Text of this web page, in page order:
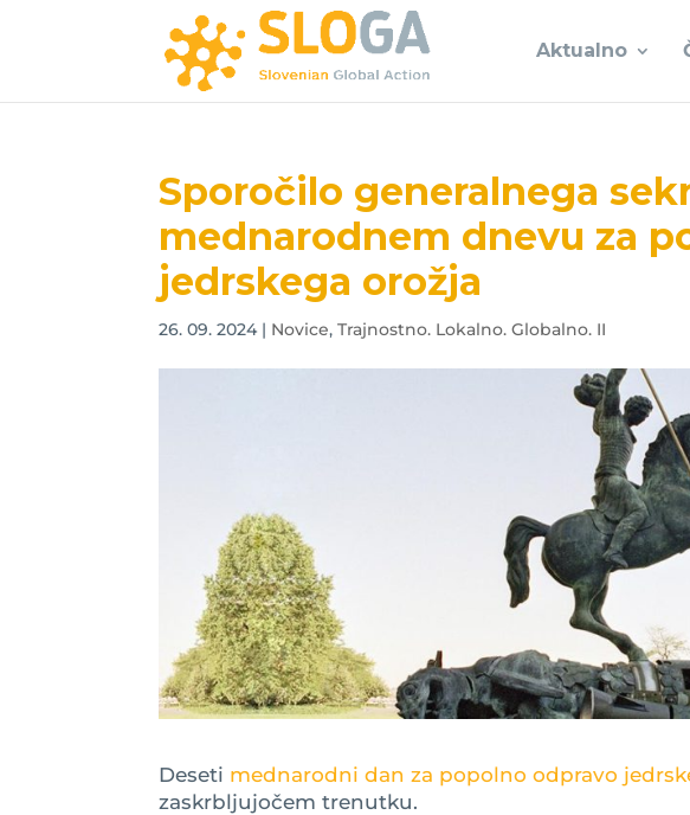
Aktualno
Sporočilo generalnega
mednarodnem dnevu za
jedrskega orožja
26. 09. 2024 | Novice,Trajnostno. Lokalno. Globalno. II
Deseti mednarodni dan za popolno odpravo
zaskrbljujočem trenutku.